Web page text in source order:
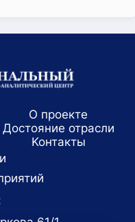
О проекте
Достояние отрасли
Koнтaкты